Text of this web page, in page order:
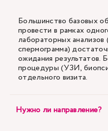
Большинство базовых
провести в рамках
лабораторных анализов
спермограмма)
ожидания результатов.
процедуры (УЗИ,
отдельного визита.
Нужно ли направление?